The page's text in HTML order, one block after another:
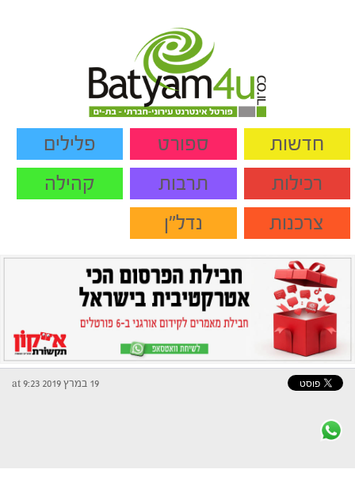
חדשות ספורט
פלילים
רכילות
תרבות
קהילה
צרכנות
נדל"ן
19 במרץ 2019 at 9:23